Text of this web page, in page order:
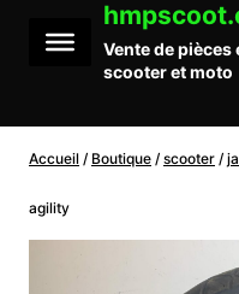
contenu
Vente de
scooter et moto
Accueil / Boutique / scooter /
agility